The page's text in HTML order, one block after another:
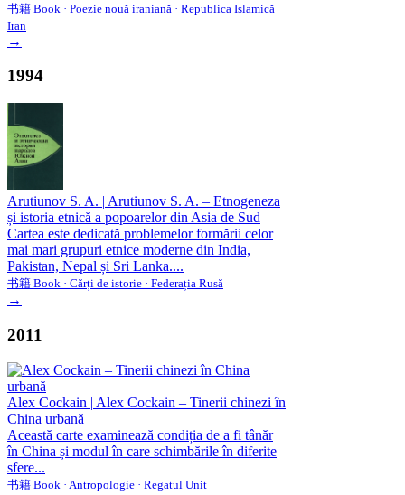
书籍 Book · Poezie nouă iraniană · Republica Islamică
Iran
→
1994
Arutiunov S. A. | Arutiunov S. A. – Etnogeneza
și istoria etnică a popoarelor din Asia de Sud
Cartea este dedicată problemelor formării celor
mai mari grupuri etnice moderne din India,
Pakistan, Nepal și Sri Lanka....
书籍 Book · Cărți de istorie · Federația Rusă
→
2011
Alex Cockain | Alex Cockain – Tinerii chinezi în
China urbană
Această carte examinează condiția de a fi tânăr
în China și modul în care schimbările în diferite
sfere...
书籍 Book · Antropologie · Regatul Unit